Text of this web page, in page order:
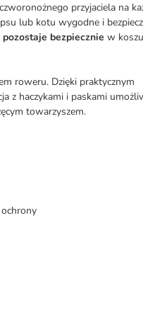
przyjaciela na
lub kotu wygodne i
bezpiecznie w
roweru. Dzięki praktycznym
z haczykami i paskami
towarzyszem.